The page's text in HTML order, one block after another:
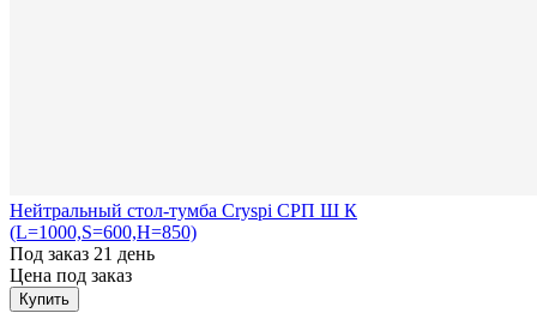
Нейтральный стол-тумба Cryspi СРП Ш К
(L=1000,S=600,H=850)
Под заказ 21 день
Цена под заказ
Купить